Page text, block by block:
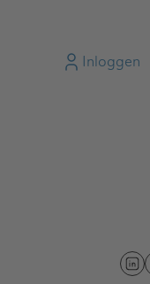
Inloggen